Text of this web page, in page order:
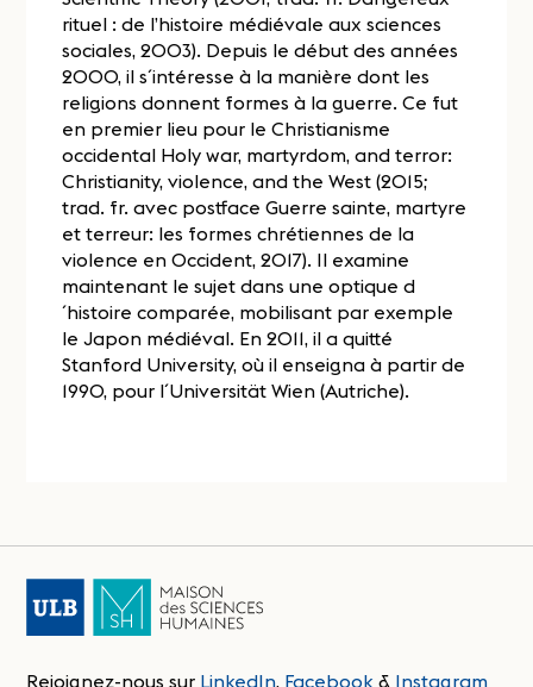
rituel : de l’histoire médiévale aux sciences
sociales, 2003). Depuis le début des années
2000, il s´intéresse à la manière dont les
religions donnent formes à la guerre. Ce fut
en premier lieu pour le Christianisme
occidental Holy war, martyrdom, and terror:
Christianity, violence, and the West (2015;
trad. fr. avec postface Guerre sainte, martyre
et terreur: les formes chrétiennes de la
violence en Occident, 2017). Il examine
maintenant le sujet dans une optique d
´histoire comparée, mobilisant par exemple
le Japon médiéval. En 2011, il a quitté
Stanford University, où il enseigna à partir de
1990, pour l´Universität Wien (Autriche).
Rejoignez-nous sur LinkedIn, Facebook & Instagram